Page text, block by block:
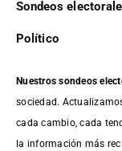
Sondeos
Político
Nuestros sondeos
sociedad.
cada cambio, cada
la información más